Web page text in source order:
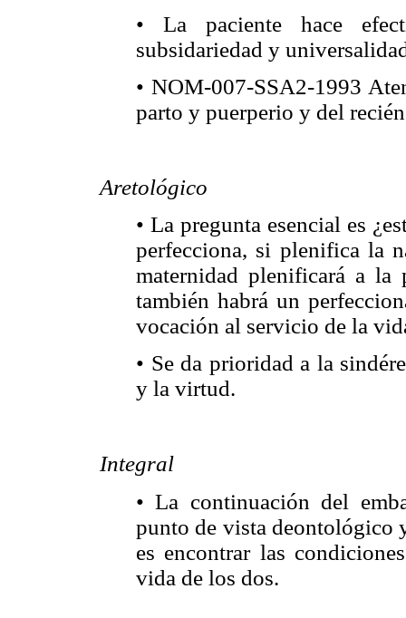
• La paciente hace
subsidariedad y
• NOM-007-SSA2-1993
parto y puerperio y del
Aretológico
• La pregunta esencial es
perfecciona, si plenifica la
maternidad plenificará a la
también habrá un
vocación al servicio de la
• Se da prioridad a la
y la virtud.
Integral
• La continuación del
punto de vista deontológico
es encontrar las
vida de los dos.